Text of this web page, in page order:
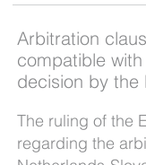
Arbitration
compatible
decision by the
The ruling of the
regarding the